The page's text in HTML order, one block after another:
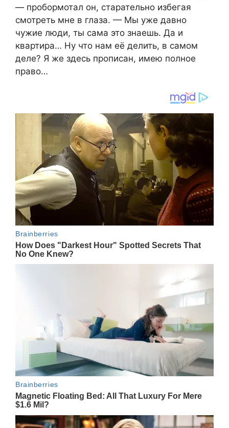
— пробормотал он, старательно избегая
смотреть мне в глаза. — Мы уже давно
чужие люди, ты сама это знаешь. Да и
квартира… Ну что нам её делить, в самом
деле? Я же здесь прописан, имею полное
право…